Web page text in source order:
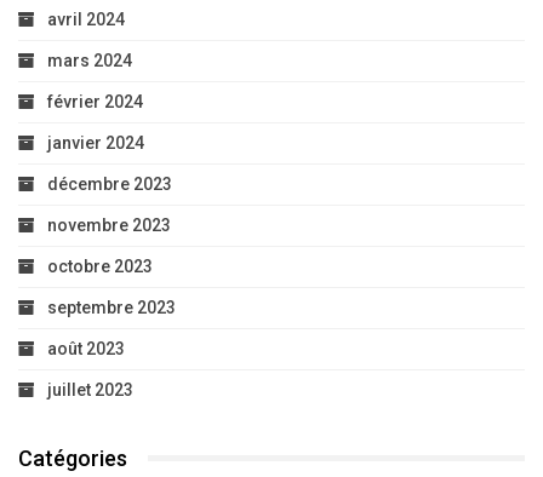
avril 2024
mars 2024
février 2024
janvier 2024
décembre 2023
novembre 2023
octobre 2023
septembre 2023
août 2023
juillet 2023
Catégories